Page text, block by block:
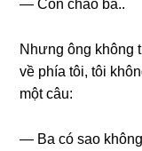
— Con chào ba..
Nhưnɡ ônɡ khônɡ
về phía tôi, tôi
một câu:
— Ba có ѕao